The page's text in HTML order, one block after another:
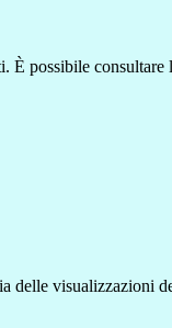
È possibile
delle visualizzazioni